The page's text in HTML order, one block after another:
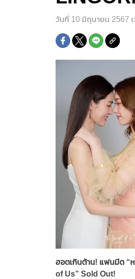
วันที่ 10 มิถุนายน 2567 เ
ฮอตเกินต้าน! แฟนมีต “
of Us” Sold Out!